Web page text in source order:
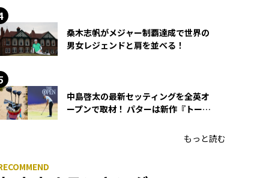
桑木志帆がメジャー制覇達成で世界の
男女レジェンドと肩を並べる！
中島啓太の最新セッティングを全英オ
ープンで取材！ パターは新作『トーチ
もっと読む